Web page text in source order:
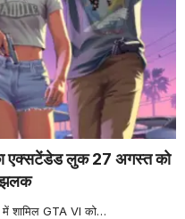
लुक 27 अगस्त को
झलक
शामिल GTA VI को…